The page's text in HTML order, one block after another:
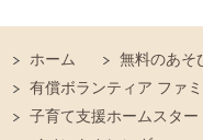
ホーム
無料のあそ
有償ボランティア ファ
子育て支援ホームスター